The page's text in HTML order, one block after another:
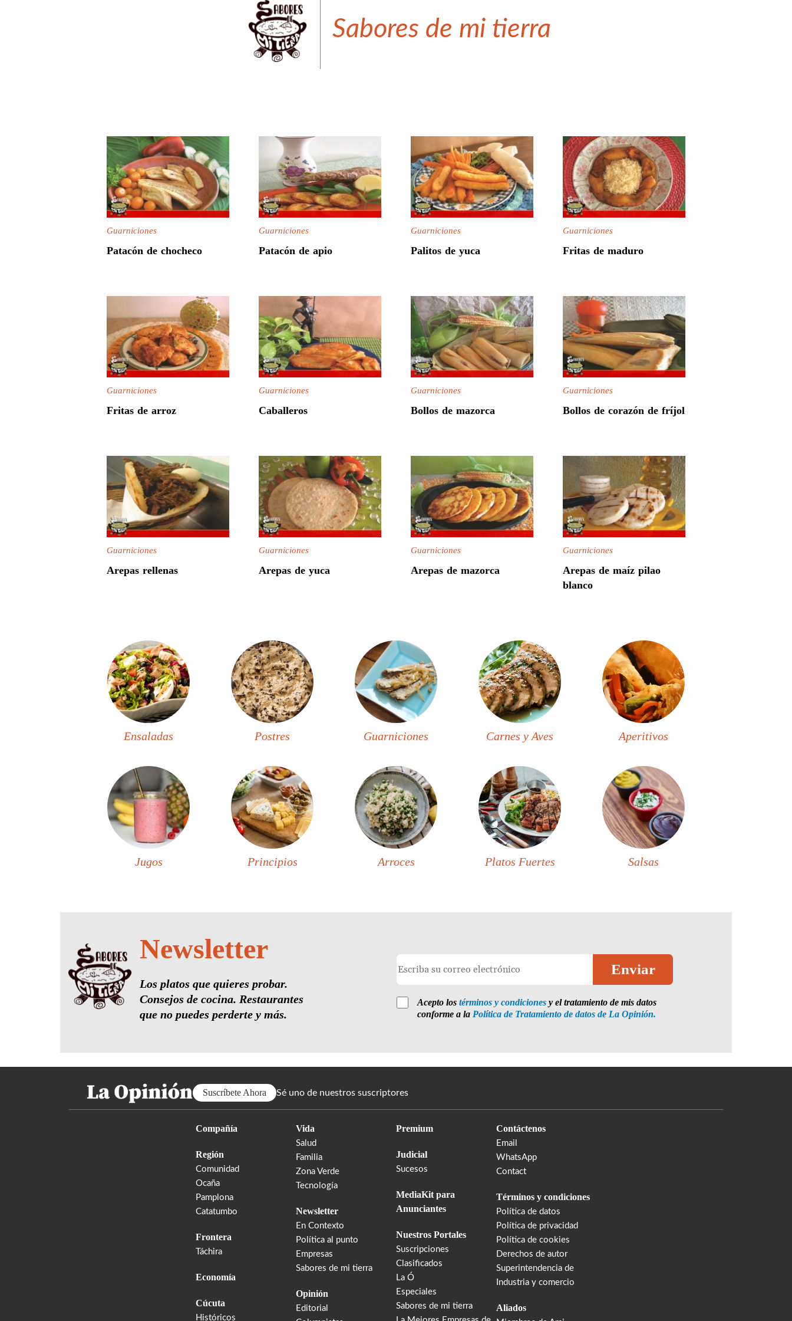
Sabores de mi tierra
Guarniciones
Patacón de chocheco
Guarniciones
Patacón de apio
Guarniciones
Palitos de yuca
Guarniciones
Fritas de maduro
Guarniciones
Fritas de arroz
Guarniciones
Caballeros
Guarniciones
Bollos de mazorca
Guarniciones
Bollos de corazón de fríjol
Guarniciones
Arepas rellenas
Guarniciones
Arepas de yuca
Guarniciones
Arepas de mazorca
Guarniciones
Arepas de maíz pilao
blanco
Ensaladas Postres Guarniciones Carnes y Aves Aperitivos
Jugos Principios Arroces Platos Fuertes Salsas
Newsletter
Los platos que quieres probar.
Consejos de cocina. Restaurantes
que no puedes perderte y más.
Acepto los términos y condiciones y el tratamiento de mis datos
conforme a la Política de Tratamiento de datos de La Opinión.
Suscríbete Ahora Sé uno de nuestros suscriptores
Compañía
Región
Comunidad
Ocaña
Pamplona
Catatumbo
Frontera
Táchira
Economía
Cúcuta
Históricos
Vida
Salud
Familia
Zona Verde
Tecnología
Newsletter
En Contexto
Política al punto
Empresas
Sabores de mi tierra
Opinión
Editorial
Premium
Judicial
Sucesos
MediaKit para
Anunciantes
Nuestros Portales
Suscripciones
Clasificados
La Ó
Especiales
Sabores de mi tierra
Contáctenos
Email
WhatsApp
Contact
Términos y condiciones
Política de datos
Política de privacidad
Política de cookies
Derechos de autor
Superintendencia de
Industria y comercio
Aliados